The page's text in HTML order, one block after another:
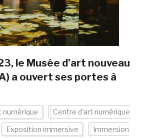
le Musée d’art nouveau
a ouvert ses portes à
numérique Centre d'art numérique
Exposition immersive Immersion